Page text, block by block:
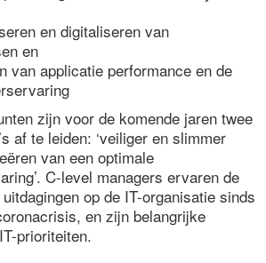
en digitaliseren van
en
van applicatie performance en de
zijn voor de komende jaren twee
af te leiden: ‘veiliger en slimmer
van een optimale
C-level managers ervaren de
op de IT-organisatie sinds
en zijn belangrijke
prioriteiten.